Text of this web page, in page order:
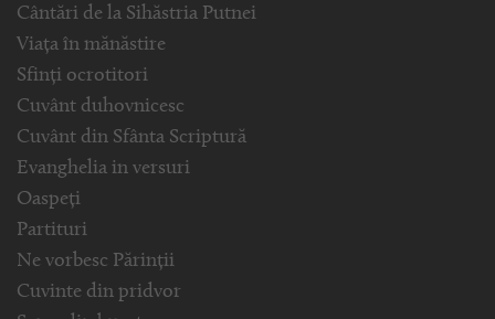
Cântări de la Sihăstria Putnei
Viața în mănăstire
Sfinți ocrotitori
Cuvânt duhovnicesc
Cuvânt din Sfânta Scriptură
Evanghelia in versuri
Oaspeți
Partituri
Ne vorbesc Părinții
Cuvinte din pridvor